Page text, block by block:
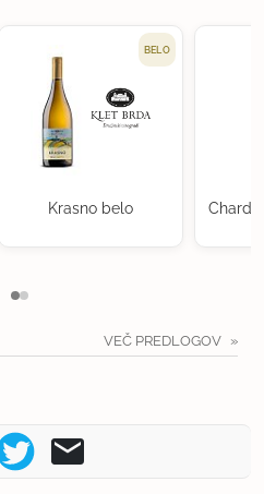
BELO
Krasno belo
VEČ PREDLOGOV